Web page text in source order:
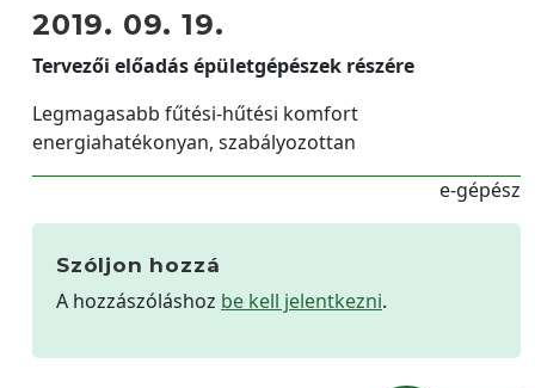
2019. 09. 19.
Tervezői előadás épületgépészek részére
Legmagasabb fűtési-hűtési komfort
energiahatékonyan, szabályozottan
e-gépész
Szóljon hozzá
A hozzászóláshoz be kell jelentkezni.